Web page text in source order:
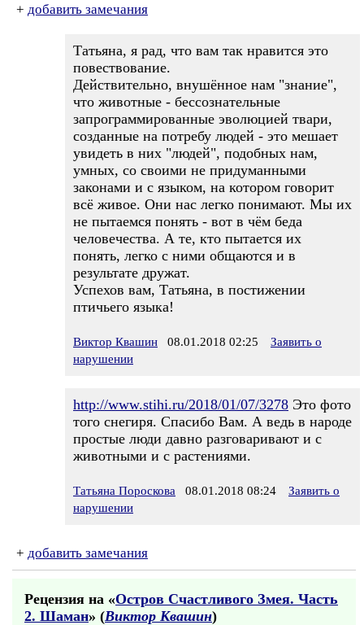
+ добавить замечания
Татьяна, я рад, что вам так нравится это
повествование.
Действительно, внушённое нам "знание",
что животные - бессознательные
запрограммированные эволюцией твари,
созданные на потребу людей - это мешает
увидеть в них "людей", подобных нам,
умных, со своими не придуманными
законами и с языком, на котором говорит
всё живое. Они нас легко понимают. Мы их
не пытаемся понять - вот в чём беда
человечества. А те, кто пытается их
понять, легко с ними общаются и в
результате дружат.
Успехов вам, Татьяна, в постижении
птичьего языка!
Виктор Квашин 08.01.2018 02:25
Заявить о
нарушении
http://www.stihi.ru/2018/01/07/3278 Это фото
того снегиря. Спасибо Вам. А ведь в народе
простые люди давно разговаривают и с
животными и с растениями.
Татьяна Пороскова 08.01.2018 08:24
Заявить о
нарушении
+ добавить замечания
Рецензия на «Остров Счастливого Змея. Часть
2. Шаман» (Виктор Квашин)